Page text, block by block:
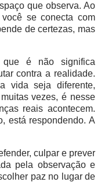
que observa. Ao
se conecta com
de certezas, mas
é não significa
contra a realidade.
vida seja diferente,
vezes, é nesse
reais acontecem.
está respondendo. A
culpar e prever
pela observação e
paz no lugar de